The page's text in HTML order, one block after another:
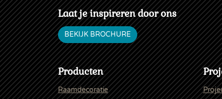
Laat je inspireren door ons
BEKIJK BROCHURE
Producten
Raamdecoratie